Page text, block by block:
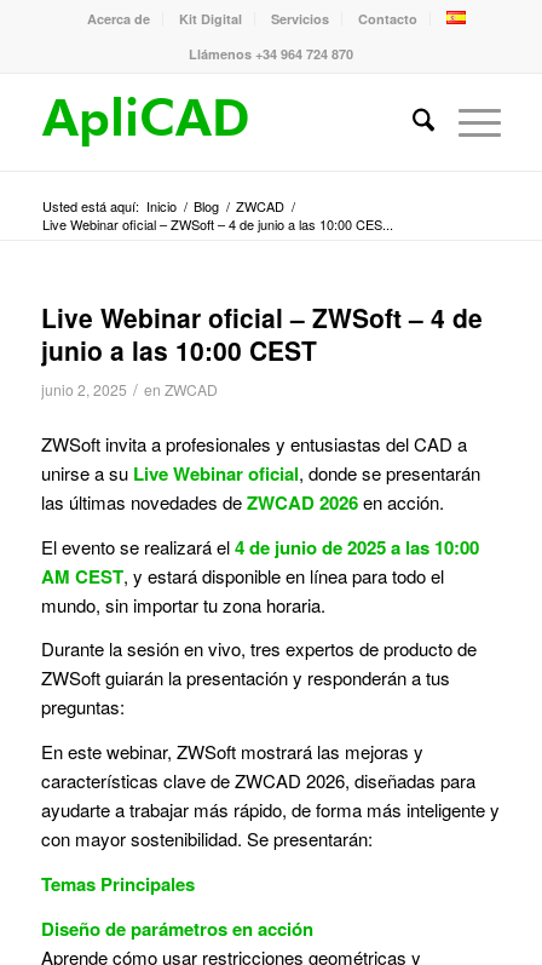
Acerca de Kit Digital Servicios
Contacto
Llámenos +34 964 724 870
Usted está aquí: Inicio / Blog / ZWCAD /
Live Webinar oficial – ZWSoft – 4 de junio a las 10:00 CES...
Live Webinar oficial – ZWSoft – 4 de
junio a las 10:00 CEST
junio 2, 2025 / en ZWCAD
ZWSoft invita a profesionales y entusiastas del CAD a
unirse a su Live Webinar oficial, donde se presentarán
las últimas novedades deZWCAD 2026en acción.
El evento se realizará el4 de junio de 2025 a las 10:00
AM CEST, y estará disponible en línea para todo el
mundo, sin importar tu zona horaria.
Durante la sesión en vivo, tres expertos de producto de
ZWSoft guiarán la presentación y responderán a tus
preguntas:
En este webinar, ZWSoft mostrará las mejoras y
características clave de ZWCAD 2026, diseñadas para
ayudarte a trabajar más rápido, de forma más inteligente y
con mayor sostenibilidad. Se presentarán:
Temas Principales
Diseño de parámetros en acción
Aprende cómo usar restricciones geométricas y